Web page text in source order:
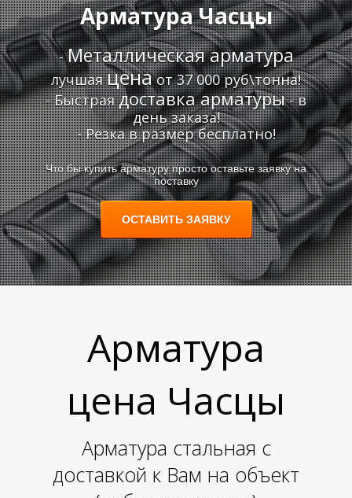
А
Л
Арматура Часцы
-Металлическая арматура
лучшаяценаот 37 000 руб\тонна!
- Быстраядоставка арматуры- в
день заказа!
- Резка в размер бесплатно!
Что бы купить арматуру просто оставьте заявку на
поставку
ОСТАВИТЬ ЗАЯВКУ
Арматура
цена Часцы
Арматура стальная с
доставкой к Вам на объект
А
Л